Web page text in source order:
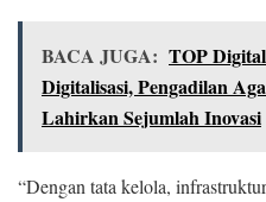
BACA JUGA: TOP
Digitalisasi, Pengadilan
Lahirkan Sejumlah Inovasi
“Dengan tata kelola,